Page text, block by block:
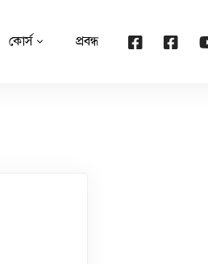
কোর্স প্রবন্ধ